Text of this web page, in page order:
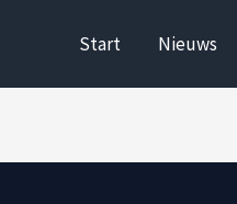
Start Nieuws